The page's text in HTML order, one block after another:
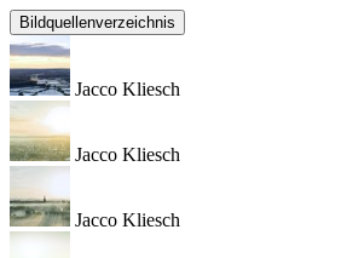
Bildquellenverzeichnis
Jacco Kliesch
Jacco Kliesch
Jacco Kliesch